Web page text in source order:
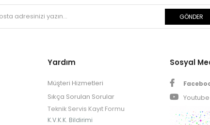
GÖNDER
Yardım
Müşteri Hizmetleri
Sıkça Sorulan Sorular
Teknik Servis Kayıt Formu
K.V.K.K. Bildirimi
Sosyal
Youtube